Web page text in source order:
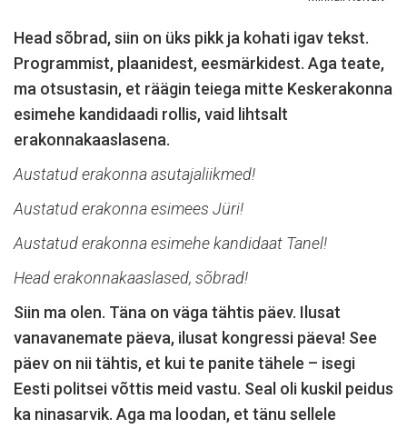
Head sõbrad, siin on üks pikk ja kohati igav tekst.
Programmist, plaanidest, eesmärkidest. Aga teate,
ma otsustasin, et räägin teiega mitte Keskerakonna
esimehe kandidaadi rollis, vaid lihtsalt
erakonnakaaslasena.
Austatud erakonna asutajaliikmed!
Austatud erakonna esimees Jüri!
Austatud erakonna esimehe kandidaat Tanel!
Head erakonnakaaslased, sõbrad!
Siin ma olen. Täna on väga tähtis päev. Ilusat
vanavanemate päeva, ilusat kongressi päeva! See
päev on nii tähtis, et kui te panite tähele – isegi
Eesti politsei võttis meid vastu. Seal oli kuskil peidus
ka ninasarvik. Aga ma loodan, et tänu sellele